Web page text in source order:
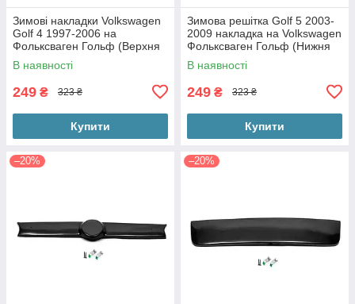
Зимові накладки Volkswagen
Golf 4 1997-2006 на
Фольксваген Гольф (Верхня
матова на решітку з
кріпленнями)
В наявності
249 ₴ 323 ₴
Купити
Зимова решітка Golf 5 2003-
2009 накладка на Volkswagen
Фольксваген Гольф (Нижня
матова на бампер з
кріпленнями)
В наявності
249 ₴ 323 ₴
Купити
–20% –20%